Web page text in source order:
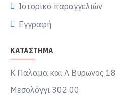
Ιστορικό παραγγελιών
Εγγραφή
ΚΑΤΑΣΤΗΜΑ
Κ Παλαμα και Λ Βυρωνος
Μεσολόγγι 302 00